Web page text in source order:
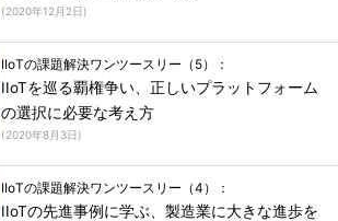
(2020年12月2日)
IIoTの課題解決ワンツースリー（5）：
IIoTを巡る覇権争い、正しいプラットフォーム
の選択に必要な考え方
(2020年8月3日)
IIoTの課題解決ワンツースリー（4）：
IIoTの先進事例に学ぶ、製造業に大きな進歩を